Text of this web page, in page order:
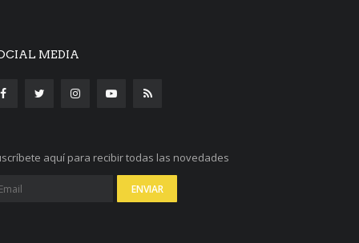
MEDIA
aquí para recibir todas las novedades